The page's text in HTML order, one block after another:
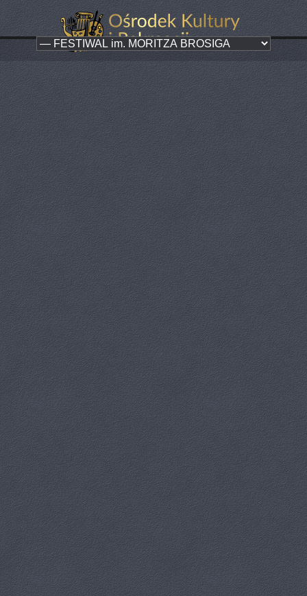
Wiedeńska Krew
Kategoria:FESTIWAL MUZYKI ORGANOWEJ
W sobotę 28 września o godz. 17.00 w sali Ośrodka Kultury odbył się
kolejny koncert organizowany w ramach XVII Paczkowskiego
Festiwalu Muzyki Organowej i Kameralnej im. Moritza Brosiga.
"Wiedeńka Krew" Johanna Straussa to ostatnia operetka Króla Walca,
a zarazem jedna z najczęściej goszczących na muzycznych scenach.
Hrabia Baldwin Zedlau, kiedyś znudzony prowincjusz, jako poseł
księstwa Oberstadt w Wiedniu staje się postrachem stołecznych
salonów. O dziwo, jego miłosne podboje powodują, że nawet żona
hrabiego zaczyna spoglądać przychylniejszym okiem na małżonka.
Czy uda jej się poskromić gorącą, wiedeńską naturę Baldwina? Grze
intryg i przebieranek towarzyszą melodie pięknych walców, arii i
duetów. Tytułowa Wiedeńska krew... należy do najpopularniejszych
operetkowych przebojów.